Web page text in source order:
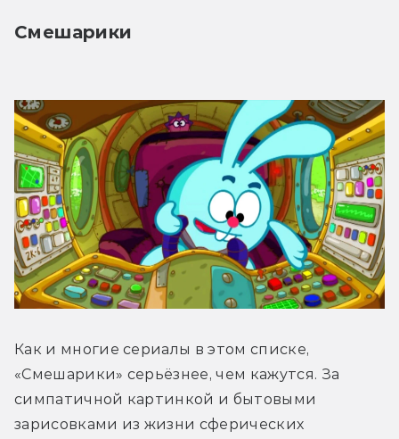
Смешарики
Как и многие сериалы в этом списке,
«Смешарики» серьёзнее, чем кажутся. За
симпатичной картинкой и бытовыми
зарисовками из жизни сферических